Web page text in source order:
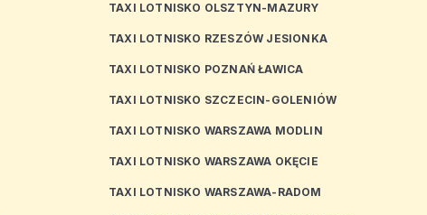
TAXI LOTNISKO OLSZTYN-MAZURY
TAXI LOTNISKO RZESZÓW JESIONKA
TAXI LOTNISKO POZNAŃ ŁAWICA
TAXI LOTNISKO SZCZECIN-GOLENIÓW
TAXI LOTNISKO WARSZAWA MODLIN
TAXI LOTNISKO WARSZAWA OKĘCIE
TAXI LOTNISKO WARSZAWA-RADOM